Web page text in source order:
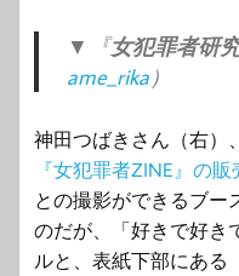
▼『女犯罪者研
ame_rika）
神田つばきさん（右）
『女犯罪者ZINE』の販
との撮影ができるブー
のだが、「好きで好き
ルと、表紙下部にある